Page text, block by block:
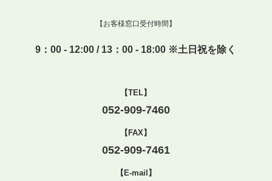
【お客様窓口受付時間】
9：00 - 12:00 / 13：00 - 18:00 ※土日祝を除く
【TEL】
052-909-7460
【FAX】
052-909-7461
【E-mail】